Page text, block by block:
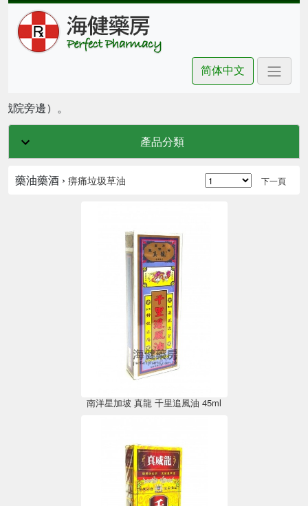
简体中文
旁邊）。
產品分類
藥油藥酒 › 痹痛垃圾草油 下一頁
南洋星加坡 真龍 千里追風油 45ml